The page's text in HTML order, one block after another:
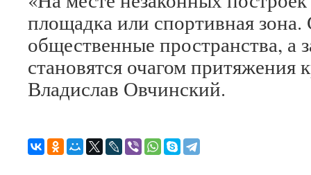
площадка или спортивная
общественные пространства, а
становятся очагом
Владислав Овчинский.